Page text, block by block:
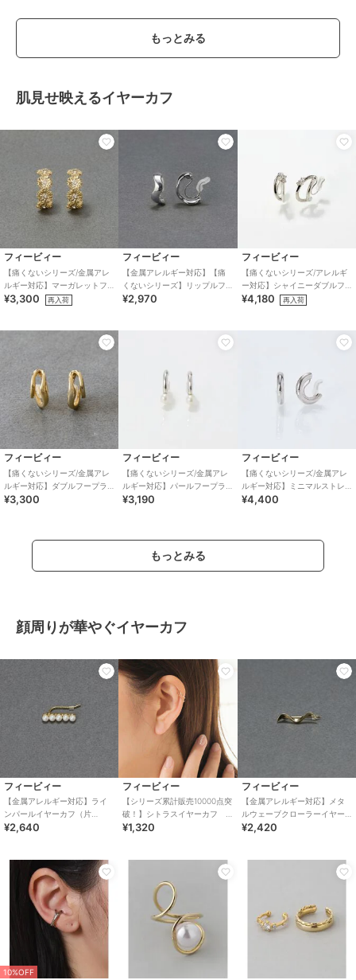
もっとみる
肌見せ映えるイヤーカフ
フィービィー
【痛くないシリーズ/金属アレ
ルギー対応】マーガレットフ
ラワーフープライトフィット
¥3,300 再入荷
フィービィー
【金属アレルギー対応】【痛
くないシリーズ】リップルフ
ープライトフィットイヤリン
¥2,970
フィービィー
【痛くないシリーズ/アレルギ
ー対応】シャイニーダブルフ
ープライトフィットイヤリン
¥4,180 再入荷
フィービィー
【痛くないシリーズ/金属アレ
ルギー対応】ダブルフープラ
イトフィットイヤリング ゴー
¥3,300
フィービィー
【痛くないシリーズ/金属アレ
ルギー対応】パールフープラ
イトフィットイヤリング シ
¥3,190
フィービィー
【痛くないシリーズ/金属アレ
ルギー対応】ミニマルストレ
ートフープライトフィットイ
¥4,400
もっとみる
顔周りが華やぐイヤーカフ
フィービィー
【金属アレルギー対応】ライ
ンパールイヤーカフ（片
耳） ゴールド/ニッケルフリ
¥2,640
フィービィー
【シリーズ累計販売10000点突
破！】シトラスイヤーカフ
ローズゴールド
¥1,320
フィービィー
【金属アレルギー対応】メタ
ルウェーブクローラーイヤー
カフ（片耳） ゴールド/ニッ
¥2,420
10%OFF